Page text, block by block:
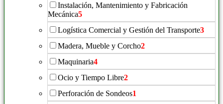
Instalación, Mantenimiento y Fabricación
Mecánica5
Logística Comercial y Gestión del Transporte3
Madera, Mueble y Corcho2
Maquinaria4
Ocio y Tiempo Libre2
Perforación de Sondeos1